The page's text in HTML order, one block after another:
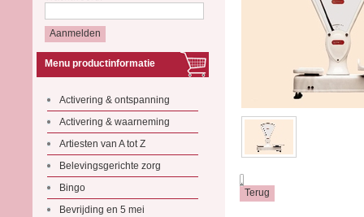
Menu productinformatie
Activering & ontspanning
Activering & waarneming
Artiesten van A tot Z
Belevingsgerichte zorg
Bingo
Bevrijding en 5 mei
.